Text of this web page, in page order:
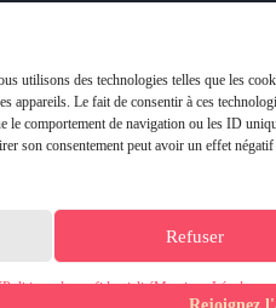
utilisons des technologies telles que les
appareils. Le fait de consentir à ces
le comportement de navigation ou les ID
son consentement peut avoir un effet
Refuser
Politique de confidentialitéMentions Légales